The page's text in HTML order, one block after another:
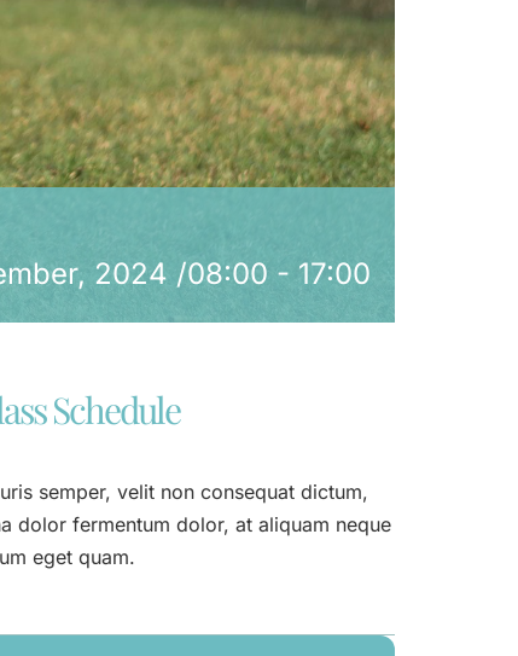
2024 /08:00 - 17:00
Schedule
semper, velit non consequat dictum,
dolor fermentum dolor, at aliquam neque
eget quam.